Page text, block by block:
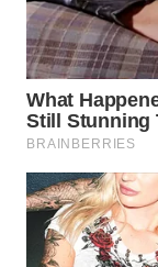
WN
MAJALENGKA
WN
SUBANG
WN
SUKABUMI